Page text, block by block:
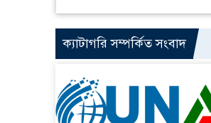
ক্যাটাগরি সম্পর্কিত সংবাদ